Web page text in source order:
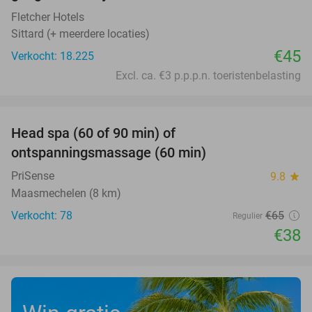
Fletcher Hotels
Sittard (+ meerdere locaties)
Verkocht: 18.225
€45
Excl. ca. €3 p.p.p.n. toeristenbelasting
Head spa (60 of 90 min) of
ontspanningsmassage (60 min)
PriSense 9.8 star
Maasmechelen (8 km)
Verkocht: 78
Regulier €65
€38